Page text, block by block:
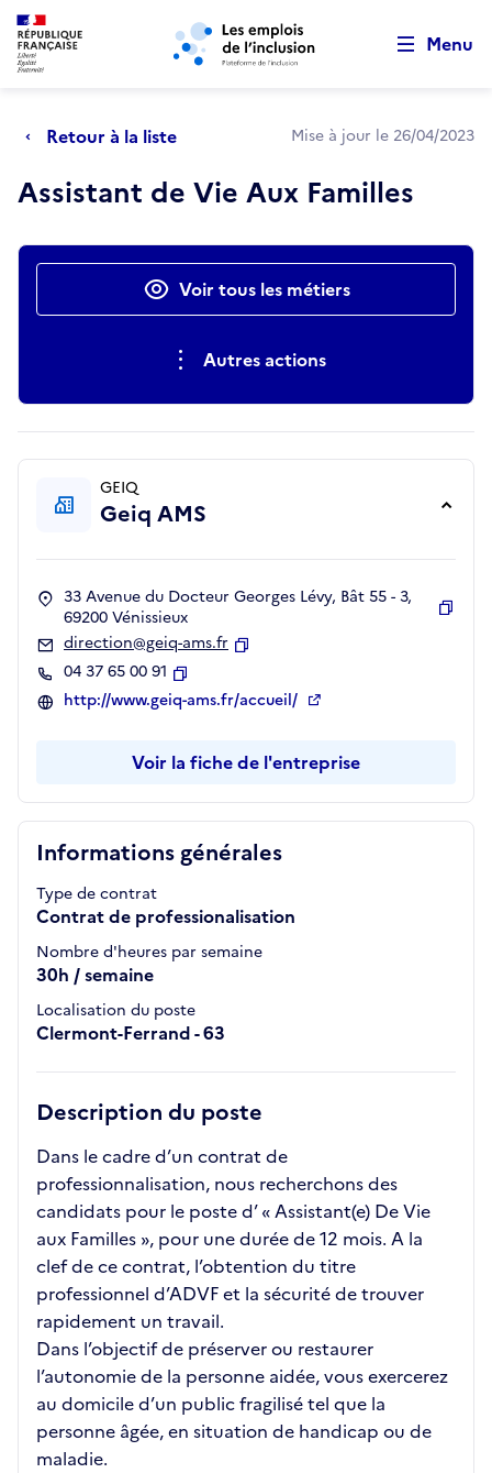
Aller au menu principal Aller au contenu principal
Menu
Retour à la liste Mise à jour le 26/04/2023
Assistant de Vie Aux Familles
Actions rapidesVoir tous les métiers
Autres actions
Informations générales
Type de contrat
Contrat de professionalisation
Nombre d'heures par semaine
30h / semaine
Localisation du poste
Clermont-Ferrand - 63
Description du poste
Dans le cadre d’un contrat de
professionnalisation, nous recherchons des
candidats pour le poste d’ « Assistant(e) De Vie
aux Familles », pour une durée de 12 mois. A la
clef de ce contrat, l’obtention du titre
professionnel d’ADVF et la sécurité de trouver
rapidement un travail.
Dans l’objectif de préserver ou restaurer
l’autonomie de la personne aidée, vous exercerez
au domicile d’un public fragilisé tel que la
personne âgée, en situation de handicap ou de
maladie.
GEIQ
Geiq AMS
33 Avenue du Docteur Georges Lévy, Bât 55 - 3,
69200 Vénissieux
direction@geiq-ams.fr
04 37 65 00 91
Copier
http://www.geiq-ams.fr/accueil/
Voir la fiche de l'entreprise
Retour au début de la page
Panneau de gestion des cookies